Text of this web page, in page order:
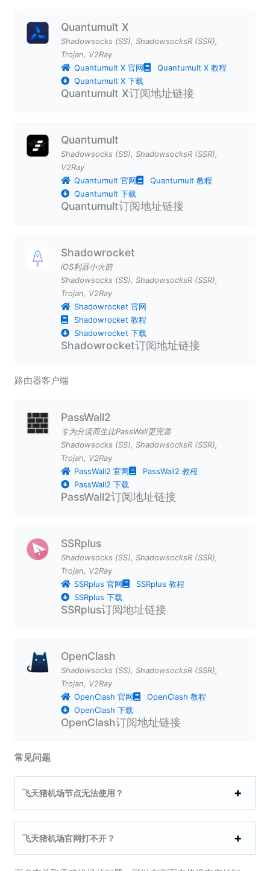
Quantumult X
Shadowsocks (SS), ShadowsocksR (SSR),
Trojan, V2Ray
Quantumult X 官网
Quantumult X 教程
Quantumult X 下载
Quantumult X订阅地址链接
Quantumult
Shadowsocks (SS), ShadowsocksR (SSR),
V2Ray
Quantumult 官网
Quantumult 教程
Quantumult 下载
Quantumult订阅地址链接
Shadowrocket
iOS利器小火箭
Shadowsocks (SS), ShadowsocksR (SSR),
Trojan, V2Ray
Shadowrocket 官网
Shadowrocket 教程
Shadowrocket 下载
Shadowrocket订阅地址链接
路由器客户端
PassWall2
专为分流而生比PassWall更完善
Shadowsocks (SS), ShadowsocksR (SSR),
Trojan, V2Ray
PassWall2 官网
PassWall2 教程
PassWall2 下载
PassWall2订阅地址链接
SSRplus
Shadowsocks (SS), ShadowsocksR (SSR),
Trojan, V2Ray
SSRplus 官网
SSRplus 教程
SSRplus 下载
SSRplus订阅地址链接
OpenClash
Shadowsocks (SS), ShadowsocksR (SSR),
Trojan, V2Ray
OpenClash 官网
OpenClash 教程
OpenClash 下载
OpenClash订阅地址链接
常见问题
飞天猪机场节点无法使用？
飞天猪机场官网打不开？